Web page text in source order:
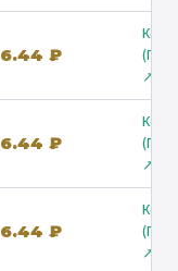
6.44 ₽
↗
6.44 ₽
↗
6.44 ₽
↗